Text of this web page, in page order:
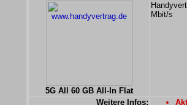
5G All 60 GB All-In Flat
Mbit/s
Weitere Infos: